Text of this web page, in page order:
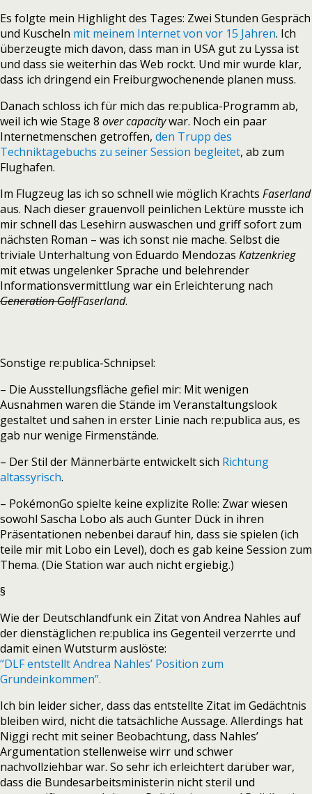
Es folgte mein Highlight des Tages: Zwei Stunden Gespräch
und Kuscheln mit meinem Internet von vor 15 Jahren. Ich
überzeugte mich davon, dass man in USA gut zu Lyssa ist
und dass sie weiterhin das Web rockt. Und mir wurde klar,
dass ich dringend ein Freiburgwochenende planen muss.
Danach schloss ich für mich das re:publica-Programm ab,
weil ich wie Stage 8 over capacitywar. Noch ein paar
Internetmenschen getroffen, den Trupp des
Techniktagebuchs zu seiner Session begleitet, ab zum
Flughafen.
Im Flugzeug las ich so schnell wie möglich Krachts Faserland
aus. Nach dieser grauenvoll peinlichen Lektüre musste ich
mir schnell das Lesehirn auswaschen und griff sofort zum
nächsten Roman – was ich sonst nie mache. Selbst die
triviale Unterhaltung von Eduardo Mendozas Katzenkrieg
mit etwas ungelenker Sprache und belehrender
Informationsvermittlung war ein Erleichterung nach
Generation GolfFaserland.
Sonstige re:publica-Schnipsel:
– Die Ausstellungsfläche gefiel mir: Mit wenigen
Ausnahmen waren die Stände im Veranstaltungslook
gestaltet und sahen in erster Linie nach re:publica aus, es
gab nur wenige Firmenstände.
– Der Stil der Männerbärte entwickelt sich Richtung
altassyrisch.
– PokémonGo spielte keine explizite Rolle: Zwar wiesen
sowohl Sascha Lobo als auch Gunter Dück in ihren
Präsentationen nebenbei darauf hin, dass sie spielen (ich
teile mir mit Lobo ein Level), doch es gab keine Session zum
Thema. (Die Station war auch nicht ergiebig.)
§
Wie der Deutschlandfunk ein Zitat von Andrea Nahles auf
der dienstäglichen re:publica ins Gegenteil verzerrte und
damit einen Wutsturm auslöste:
“DLF entstellt Andrea Nahles’ Position zum
Grundeinkommen”.
Ich bin leider sicher, dass das entstellte Zitat im Gedächtnis
bleiben wird, nicht die tatsächliche Aussage. Allerdings hat
Niggi recht mit seiner Beobachtung, dass Nahles’
Argumentation stellenweise wirr und schwer
nachvollziehbar war. So sehr ich erleichtert darüber war,
dass die Bundesarbeitsministerin nicht steril und